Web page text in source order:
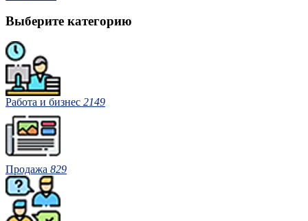
Выберите категорию
Работа и бизнес 2149
Продажа 829